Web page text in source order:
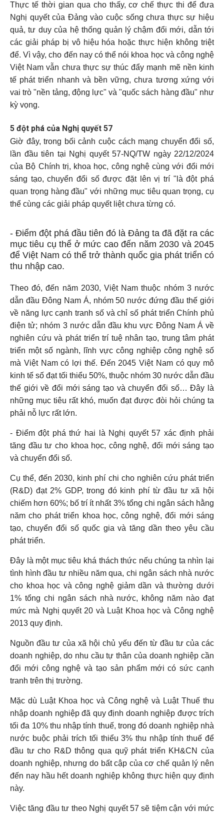
Thực tế thời gian qua cho thấy, cơ chế thực thi để đưa
Nghị quyết của Đảng vào cuộc sống chưa thực sự hiệu
quả, tư duy của hệ thống quản lý chậm đổi mới, dẫn tới
các giải pháp bị vô hiệu hóa hoặc thực hiện không triệt
để. Vì vậy, cho đến nay có thể nói khoa học và công nghệ
Việt Nam vẫn chưa thực sự thúc đẩy mạnh mẽ nền kinh
tế phát triển nhanh và bền vững, chưa tương xứng với
vai trò "nền tảng, động lực" và "quốc sách hàng đầu" như
kỳ vọng.
5 đột phá của Nghị quyết 57
Giờ đây, trong bối cảnh cuộc cách mạng chuyển đổi số,
lần đầu tiên tại Nghị quyết 57-NQ/TW ngày 22/12/2024
của Bộ Chính trị, khoa học, công nghệ cùng với đổi mới
sáng tạo, chuyển đổi số được đặt lên vị trí "là đột phá
quan trọng hàng đầu" với những mục tiêu quan trọng, cụ
thể cùng các giải pháp quyết liệt chưa từng có.
- Điểm đột phá đầu tiên đó là Đảng ta đã đặt ra các
mục tiêu cụ thể ở mức cao đến năm 2030 và 2045
để Việt Nam có thể trở thành quốc gia phát triển có
thu nhập cao.
Theo đó, đến năm 2030, Việt Nam thuộc nhóm 3 nước
dẫn đầu Đông Nam Á, nhóm 50 nước đứng đầu thế giới
về năng lực cạnh tranh số và chỉ số phát triển Chính phủ
điện tử; nhóm 3 nước dẫn đầu khu vực Đông Nam Á về
nghiên cứu và phát triển trí tuệ nhân tạo, trung tâm phát
triển một số ngành, lĩnh vực công nghiệp công nghệ số
mà Việt Nam có lợi thế. Đến 2045 Việt Nam có quy mô
kinh tế số đạt tối thiểu 50%, thuộc nhóm 30 nước dẫn đầu
thế giới về đổi mới sáng tạo và chuyển đổi số… Đây là
những mục tiêu rất khó, muốn đạt được đòi hỏi chúng ta
phải nỗ lực rất lớn.
- Điểm đột phá thứ hai
là Nghị quyết 57 xác định phải
tăng đầu tư cho khoa học, công nghệ, đổi mới sáng tạo
và chuyển đổi số.
Cụ thể, đến 2030, kinh phí chi cho nghiên cứu phát triển
(R&D) đạt 2% GDP, trong đó kinh phí từ đầu tư xã hội
chiếm hơn 60%; bố trí ít nhất 3% tổng chi ngân sách hằng
năm cho phát triển khoa học, công nghệ, đổi mới sáng
tạo, chuyển đổi số quốc gia và tăng dần theo yêu cầu
phát triển.
Đây là một mục tiêu khá thách thức nếu chúng ta nhìn lại
tình hình đầu tư nhiều năm qua, chi ngân sách nhà nước
cho khoa học và công nghệ giảm dần và thường dưới
1% tổng chi ngân sách nhà nước, không năm nào đạt
mức mà Nghị quyết 20 và Luật Khoa học và Công nghệ
2013 quy định.
Nguồn đầu tư của xã hội chủ yếu đến từ đầu tư của các
doanh nghiệp, do nhu cầu tự thân của doanh nghiệp cần
đổi mới công nghệ và tạo sản phẩm mới có sức cạnh
tranh trên thị trường.
Mặc dù Luật Khoa học và Công nghệ và Luật Thuế thu
nhập doanh nghiệp đã quy định doanh nghiệp được trích
tối đa 10% thu nhập tính thuế, trong đó doanh nghiệp nhà
nước buộc phải trích tối thiểu 3% thu nhập tính thuế để
đầu tư cho R&D thông qua quỹ phát triển KH&CN của
doanh nghiệp, nhưng do bất cập của cơ chế quản lý nên
đến nay hầu hết doanh nghiệp không thực hiện quy định
này.
Việc tăng đầu tư theo Nghị quyết 57 sẽ tiệm cận với mức